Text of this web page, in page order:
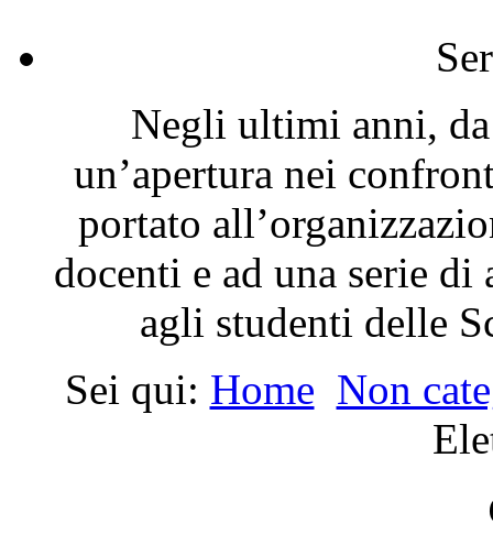
Negli ultimi anni, da
un’apertura nei
portato
docenti e ad una serie
agli studenti delle
Sei qui: Home Non